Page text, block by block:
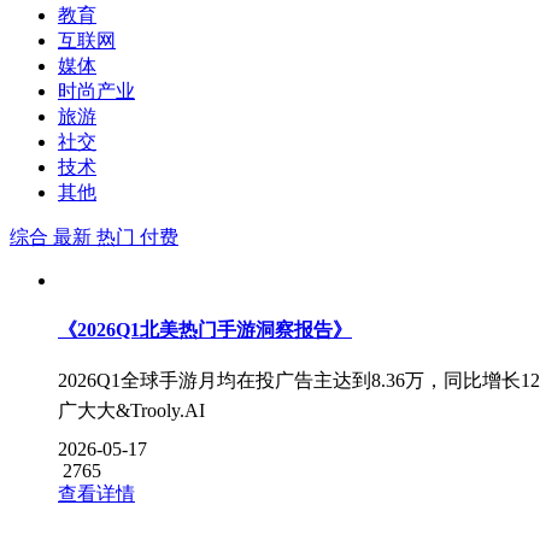
教育
互联网
媒体
时尚产业
旅游
社交
技术
其他
综合 最新 热门 付费
《2026Q1北美热门手游洞察报告》
2026Q1全球手游月均在投广告主达到8.36万，同比增长
广大大&Trooly.AI
2026-05-17
2765
查看详情